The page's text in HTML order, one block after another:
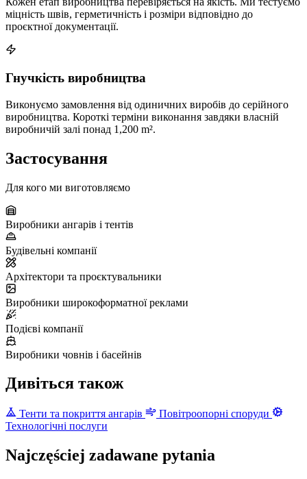
міцність швів, герметичність і розміри відповідно до
проєктної документації.
Гнучкість виробництва
Виконуємо замовлення від одиничних виробів до серійного
виробництва. Короткі терміни виконання завдяки власній
виробничій залі понад 1,200 m².
Застосування
Для кого ми виготовляємо
Виробники ангарів і тентів
Будівельні компанії
Архітектори та проєктувальники
Виробники широкоформатної реклами
Подієві компанії
Виробники човнів і басейнів
Дивіться також
Тенти та покриття ангарів
Повітроопорні споруди
Технологічні послуги
Najczęściej zadawane pytania